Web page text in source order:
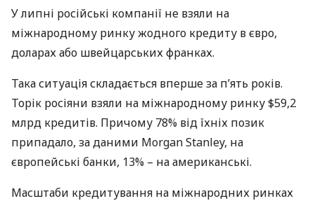
У липні російські компанії не взяли на
міжнародному ринку жодного кредиту в євро,
доларах або швейцарських франках.
Така ситуація складається вперше за п’ять років.
Торік росіяни взяли на міжнародному ринку $59,2
млрд кредитів. Причому 78% від їхніх позик
припадало, за даними Morgan Stanley, на
європейські банки, 13% – на американські.
Масштаби кредитування на міжнародних ринках